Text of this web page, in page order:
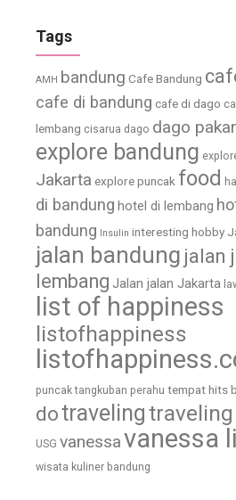
Tags
AMH bandung Cafe Bandung
cafe di bandung cafe di dago
lembang cisarua dago dago pakar
explore bandung
Jakarta explore puncak food
di bandung hotel di lembang
bandung
Insulin interesting hobby
jalan bandung jalan
lembang Jalan jalan Jakarta
list of happiness
listofhappiness
puncak tangkuban perahu tempat hits
dotraveling
USG vanessavanessa
wisata kuliner bandung